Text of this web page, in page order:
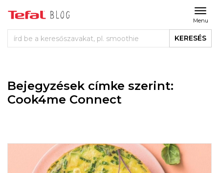
Menu
KERESÉS
Bejegyzések címke szerint:
Cook4me Connect